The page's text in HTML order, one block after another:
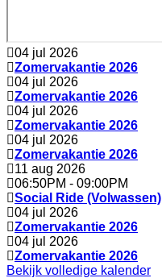
04 jul 2026
Zomervakantie 2026
04 jul 2026
Zomervakantie 2026
04 jul 2026
Zomervakantie 2026
04 jul 2026
Zomervakantie 2026
11 aug 2026
06:50PM - 09:00PM
Social Ride (Volwassen)
04 jul 2026
Zomervakantie 2026
04 jul 2026
Zomervakantie 2026
Bekijk volledige kalender